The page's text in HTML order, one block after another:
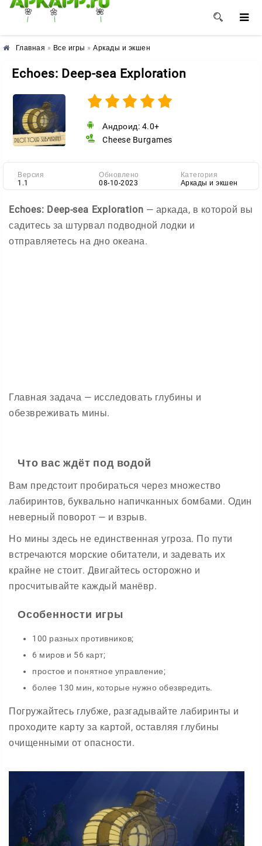
🌸 🌼 🌺
Главная » Все игры » Аркады и экшен
Echoes: Deep-sea Exploration
Андроид: 4.0+
Cheese Burgames
Версия
1.1
Обновлено
08-10-2023
Категория
Аркады и экшен
Echoes: Deep-sea Exploration — аркада, в которой вы
садитесь за штурвал подводной лодки и
отправляетесь на дно океана.
Главная задача — исследовать глубины и
обезвреживать мины.
Что вас ждёт под водой
Вам предстоит пробираться через множество
лабиринтов, буквально напичканных бомбами. Один
неверный поворот — и взрыв.
Но мины здесь не единственная угроза. По пути
встречаются морские обитатели, и задевать их
крайне не стоит. Двигайтесь осторожно и
просчитывайте каждый манёвр.
Особенности игры
100 разных противников;
6 миров и 56 карт;
простое и понятное управление;
более 130 мин, которые нужно обезвредить.
Погружайтесь глубже, разгадывайте лабиринты и
проходите карту за картой, оставляя глубины
очищенными от опасности.